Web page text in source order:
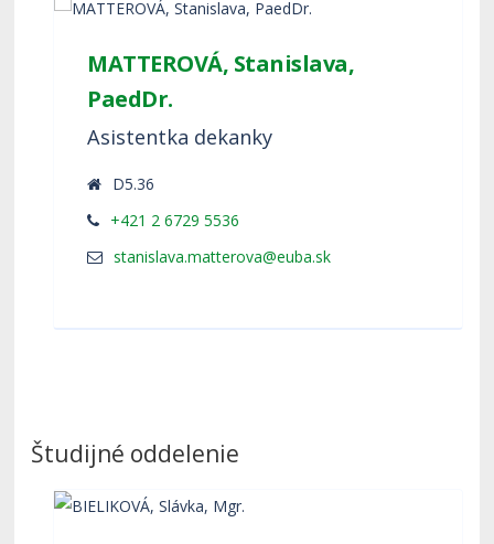
MATTEROVÁ, Stanislava,
PaedDr.
Asistentka dekanky
D5.36
+421 2 6729 5536
Študijné oddelenie